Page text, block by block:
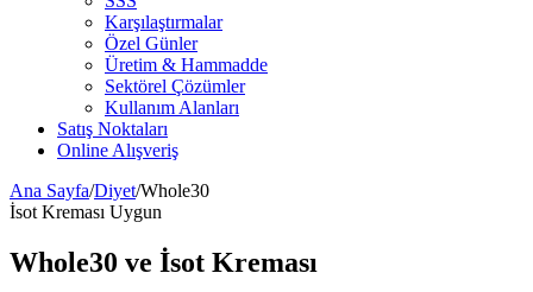
Karşılaştırmalar
Özel Günler
Üretim & Hammadde
Sektörel Çözümler
Kullanım Alanları
Satış Noktaları
Online Alışveriş
Ana Sayfa/Diyet/Whole30
İsot Kreması Uygun
Whole30 ve İsot Kreması